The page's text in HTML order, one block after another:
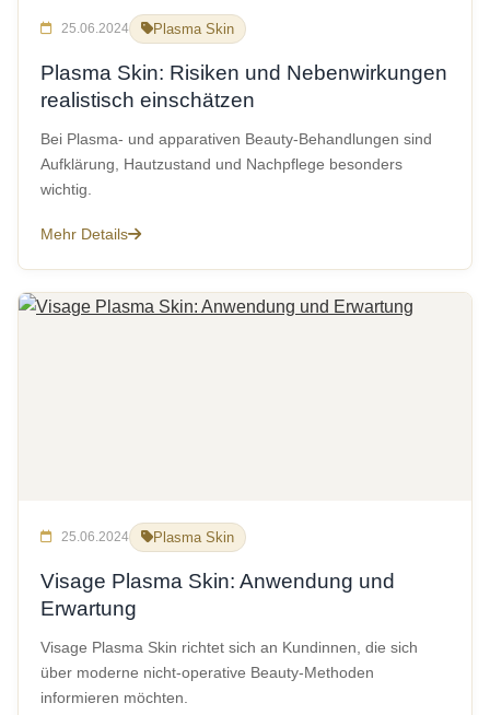
25.06.2024 Plasma Skin
Plasma Skin: Risiken und Nebenwirkungen
realistisch einschätzen
Bei Plasma- und apparativen Beauty-Behandlungen sind
Aufklärung, Hautzustand und Nachpflege besonders
wichtig.
Mehr Details
25.06.2024 Plasma Skin
Visage Plasma Skin: Anwendung und
Erwartung
Visage Plasma Skin richtet sich an Kundinnen, die sich
über moderne nicht-operative Beauty-Methoden
informieren möchten.